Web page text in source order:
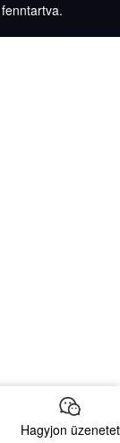
Hagyjon üzenetet